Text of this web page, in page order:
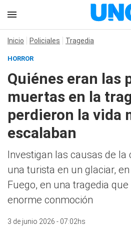
Inicio Policiales Tragedia
HORROR
Quiénes eran las
muertas en la
perdieron la vida
escalaban
Investigan las causas de la
una turista en un glaciar,
Fuego, en una tragedia
enorme conmoción
3 de junio 2026 - 07:02hs